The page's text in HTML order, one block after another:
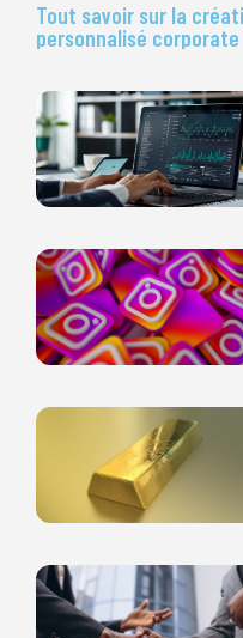
Tout savoir sur la
personnalisé corporate